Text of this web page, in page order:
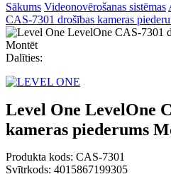
Sākums Videonovērošanas sistēmas
CAS-7301 drošības kameras
Dalīties:
Level One LevelOne
kameras piederums
Produkta kods: CAS-7301
Svītrkods: 4015867199305